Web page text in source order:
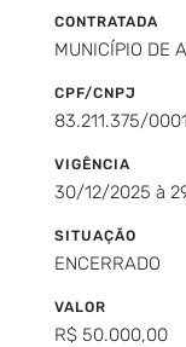
CONTRATADA
MUNICÍPIO DE
CPF/CNPJ
83.211.375/
VIGÊNCIA
30/12/2025 à
SITUAÇÃO
ENCERRADO
VALOR
R$ 50.000,00